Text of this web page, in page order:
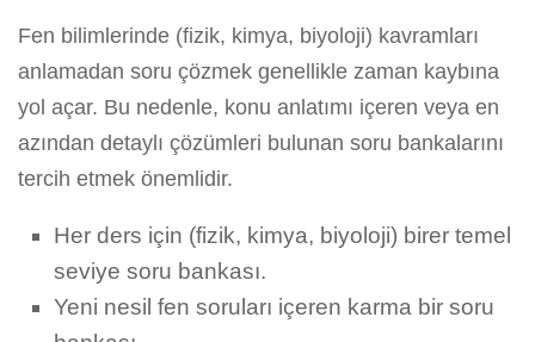
Fen bilimlerinde (fizik, kimya, biyoloji) kavramları
anlamadan soru çözmek genellikle zaman kaybına
yol açar. Bu nedenle, konu anlatımı içeren veya en
azından detaylı çözümleri bulunan soru bankalarını
tercih etmek önemlidir.
Her ders için (fizik, kimya, biyoloji) birer temel
seviye soru bankası.
Yeni nesil fen soruları içeren karma bir soru